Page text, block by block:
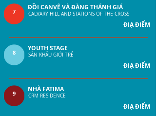
7
ĐỒI CANVÊ VÀ ĐÀNG THÁNH GIÁ
CALVARY HILL AND STATIONS OF THE CROSS
ĐIẠ ĐIỂM
8
YOUTH STAGE
SÂN KHẤU GIỚI TRẺ
ĐIẠ ĐIỂM
9
NHÀ FATIMA
CRM RESIDENCE
ĐIẠ ĐIỂM